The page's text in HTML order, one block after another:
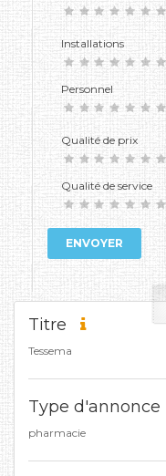
Installations
Personnel
Qualité de prix
Qualité de service
ENVOYER
Titre
Tessema
Type d'annonce
pharmacie